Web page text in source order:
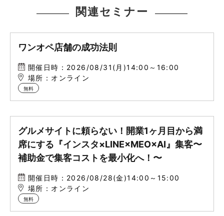
関連セミナー
ワンオペ店舗の成功法則
開催日時：2026/08/31(月)14:00～16:00
場所：オンライン
無料
グルメサイトに頼らない！開業1ヶ月目から満
席にする『インスタ×LINE×MEO×AI』集客〜
補助金で集客コストを最小化へ！〜
開催日時：2026/08/28(金)14:00～15:00
場所：オンライン
無料